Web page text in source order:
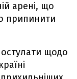
арені, що
припинити
щодо